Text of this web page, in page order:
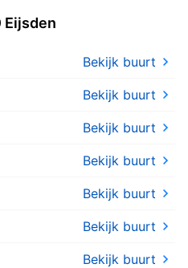
Eijsden
Bekijk buurt
Bekijk buurt
Bekijk buurt
Bekijk buurt
Bekijk buurt
Bekijk buurt
Bekijk buurt